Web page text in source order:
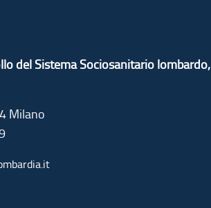
del Sistema Sociosanitario lombardo,
Milano